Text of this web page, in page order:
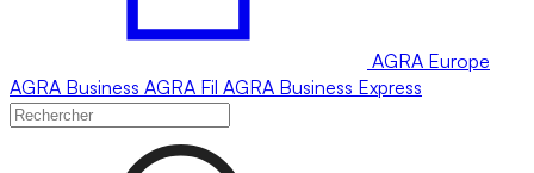
AGRA Europe
AGRA Business AGRA Fil AGRA Business Express